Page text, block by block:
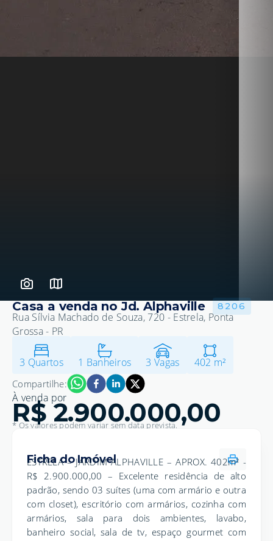
Casa a venda no Jd. Alphaville 8206
Rua Sílvia Machado de Souza, 720 - Estrela, Ponta
Grossa - PR
3 Quartos 1 Banheiros 3 Vagas 402 m²
Compartilhe:
À venda por
R$ 2.900.000,00
* Os valores podem variar sem data prevista.
Ficha do Imóvel
ESTRELA – JARDIM ALPHAVILLE – APROX. 402m² -
R$ 2.900.000,00 – Excelente residência de alto
padrão, sendo 03 suítes (uma com armário e outra
com closet), escritório com armários, cozinha com
armários, sala para dois ambientes, lavabo,
banheiro social, sala de tv, espaço gourmet com